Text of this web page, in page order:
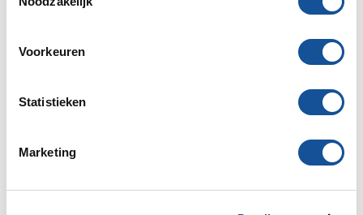
Voorkeuren
Statistieken
Marketing
Subtotaal
Verzekering 8%
Totaal